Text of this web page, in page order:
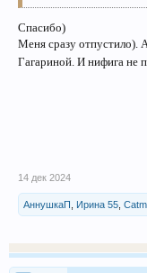
Спасибо)
Меня сразу отпустило).
Гагариной. И нифига не
14 дек 2024
АннушкаП Ирина 55